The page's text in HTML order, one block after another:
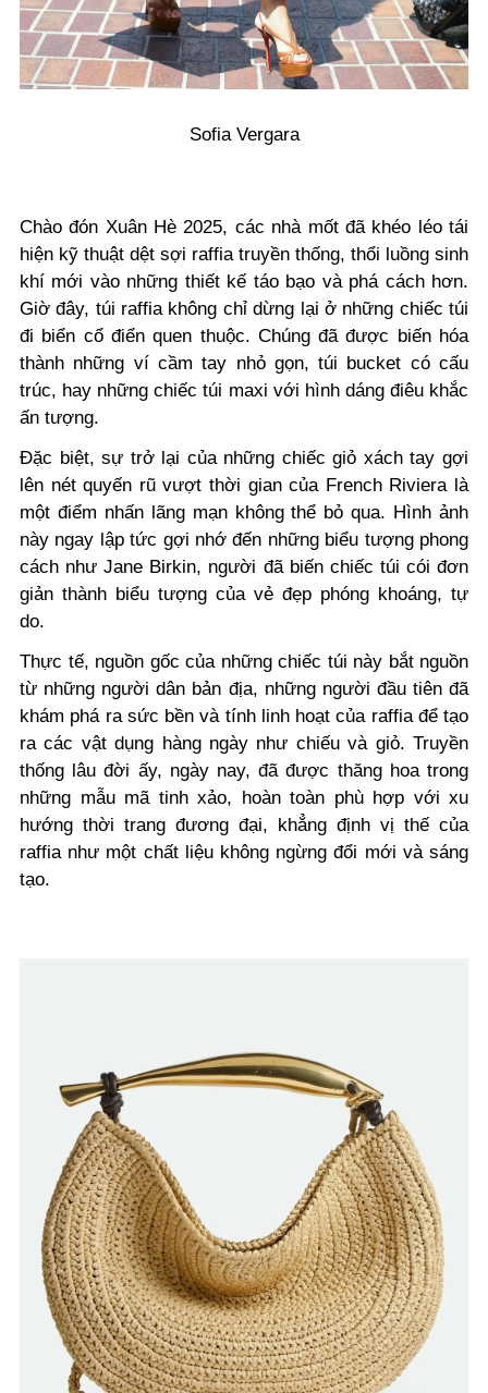
Sofia Vergara
Chào đón Xuân Hè 2025, các nhà mốt đã khéo léo tái
hiện kỹ thuật dệt sợi raffia truyền thống, thổi luồng sinh
khí mới vào những thiết kế táo bạo và phá cách hơn.
Giờ đây, túi raffia không chỉ dừng lại ở những chiếc túi
đi biển cổ điển quen thuộc. Chúng đã được biến hóa
thành những ví cầm tay nhỏ gọn, túi bucket có cấu
trúc, hay những chiếc túi maxi với hình dáng điêu khắc
ấn tượng.
Đặc biệt, sự trở lại của những chiếc giỏ xách tay gợi
lên nét quyến rũ vượt thời gian của French Riviera là
một điểm nhấn lãng mạn không thể bỏ qua. Hình ảnh
này ngay lập tức gợi nhớ đến những biểu tượng phong
cách như Jane Birkin, người đã biến chiếc túi cói đơn
giản thành biểu tượng của vẻ đẹp phóng khoáng, tự
do.
Thực tế, nguồn gốc của những chiếc túi này bắt nguồn
từ những người dân bản địa, những người đầu tiên đã
khám phá ra sức bền và tính linh hoạt của raffia để tạo
ra các vật dụng hàng ngày như chiếu và giỏ. Truyền
thống lâu đời ấy, ngày nay, đã được thăng hoa trong
những mẫu mã tinh xảo, hoàn toàn phù hợp với xu
hướng thời trang đương đại, khẳng định vị thế của
raffia như một chất liệu không ngừng đổi mới và sáng
tạo.